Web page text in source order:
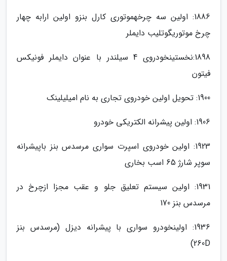
1886: اولین سه چرخهموتوری کارل بنزو اولین ارابه چهار
چرخ موتوریگوتلیب دایملر
1898:نخستینخودروی 4 سیلندر با عنوان دایملر فونیکس
فیتون
1900: تحویل اولین خودروی تجاری به نام امیلیلینک
1906: اولین پیشرانه الکتریکی خودرو
1923: اولین خودروی اسپرت سواری مرسدس بنز باپیشرانه
سوپر شارژ 65 اسب بخاری
1931: اولین سیستم تعلیق جلو و عقب مجزا ازچرخ در
مرسدس بنز 170
1936: اولینخودرو سواری با پیشرانه دیزل (مرسدس بنز
260D)